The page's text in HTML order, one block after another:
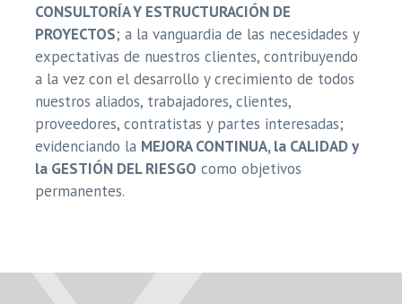
CONSULTORÍA Y ESTRUCTURACIÓN DE
PROYECTOS; a la vanguardia de las necesidades y
expectativas de nuestros clientes, contribuyendo
a la vez con el desarrollo y crecimiento de todos
nuestros aliados, trabajadores, clientes,
proveedores, contratistas y partes interesadas;
evidenciando la MEJORA CONTINUA, la CALIDAD y
la GESTIÓN DEL RIESGO como objetivos
permanentes.